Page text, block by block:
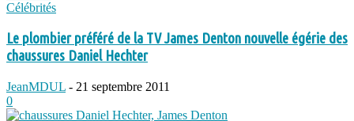
Célébrités
Le plombier préféré de la TV James Denton nouvelle égérie des
chaussures Daniel Hechter
JeanMDUL - 21 septembre 2011
0